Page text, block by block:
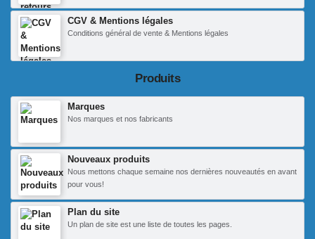
CGV & Mentions légales
Conditions général de vente & Mentions légales
Produits
Marques
Nos marques et nos fabricants
Nouveaux produits
Nous mettons chaque semaine nos dernières nouveautés en avant
pour vous!
Plan du site
Un plan de site est une liste de toutes les pages.